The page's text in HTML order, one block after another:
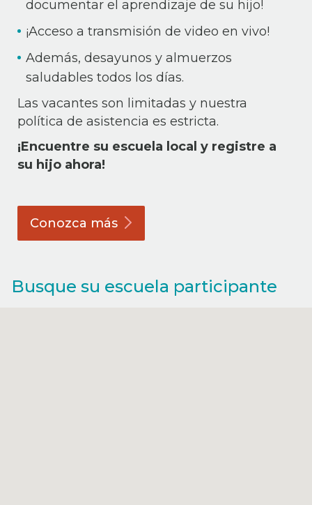
documentar el aprendizaje de su hijo!
¡Acceso a transmisión de video en vivo!
Además, desayunos y almuerzos
saludables todos los días.
Las vacantes son limitadas y nuestra
política de asistencia es estricta.
¡Encuentre su escuela local y registre a
su hijo ahora!
Conozca más
Busque su escuela participante